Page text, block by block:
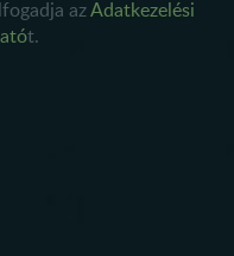
azAdatkezelési
t.